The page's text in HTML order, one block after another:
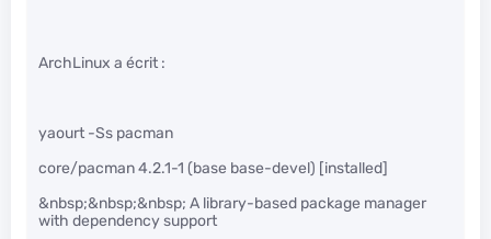
ArchLinux a écrit :
yaourt -Ss pacman
core/pacman 4.2.1-1 (base base-devel) [installed]
&nbsp;&nbsp;&nbsp; A library-based package manager
with dependency support